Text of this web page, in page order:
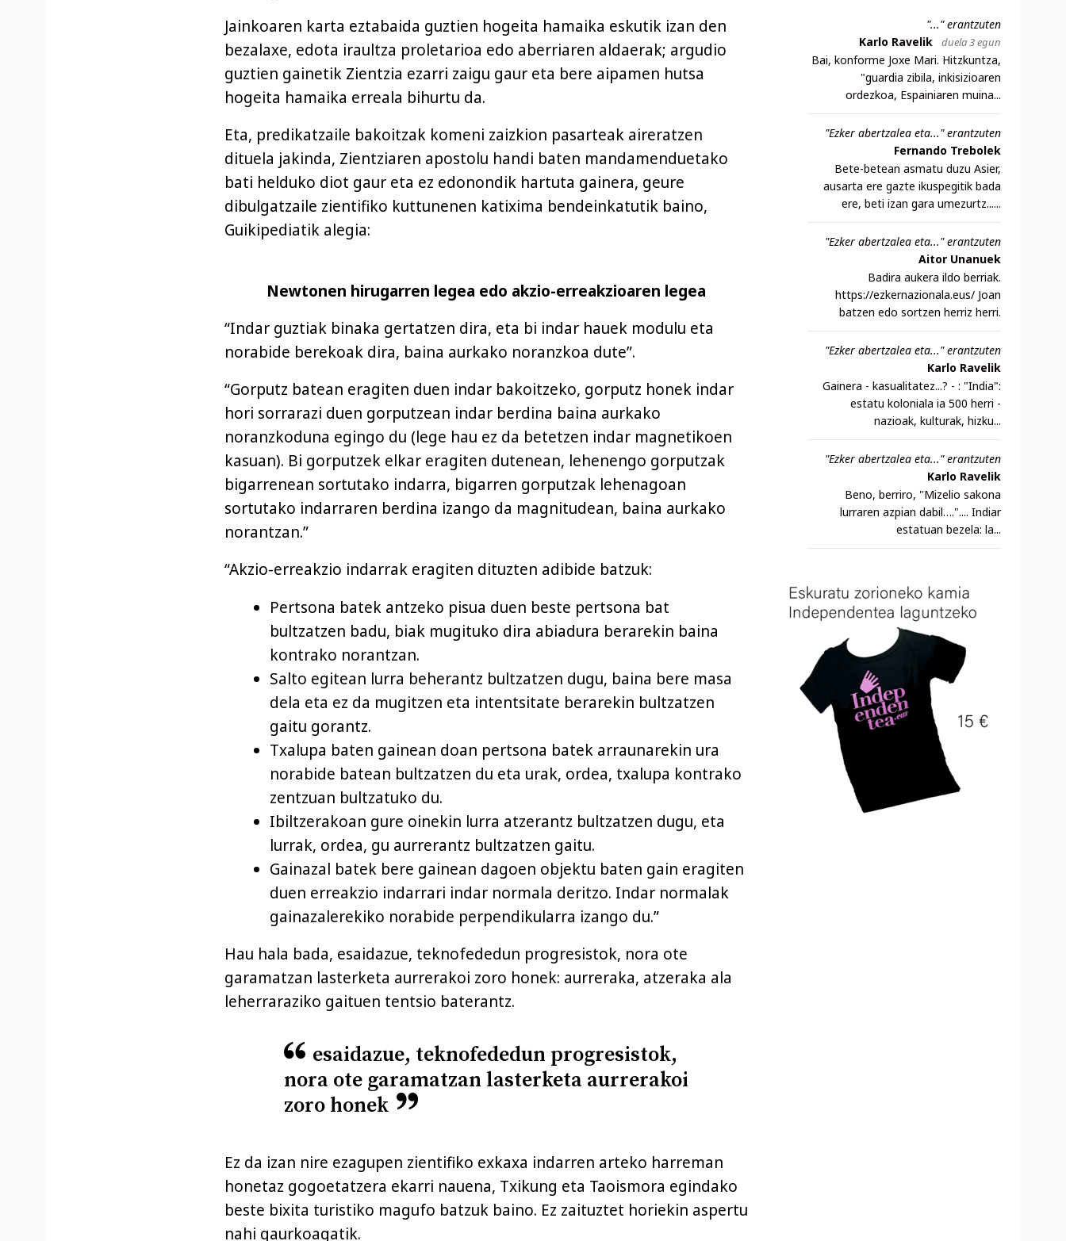
Jainkoaren karta eztabaida guztien hogeita hamaika eskutik izan den
bezalaxe, edota iraultza proletarioa edo aberriaren aldaerak; argudio
guztien gainetik Zientzia ezarri zaigu gaur eta bere aipamen hutsa
hogeita hamaika erreala bihurtu da.
Eta, predikatzaile bakoitzak komeni zaizkion pasarteak aireratzen
dituela jakinda, Zientziaren apostolu handi baten mandamenduetako
bati helduko diot gaur eta ez edonondik hartuta gainera, geure
dibulgatzaile zientifiko kuttunenen katixima bendeinkatutik baino,
Guikipediatik alegia:
Newtonen hirugarren legea edo akzio-erreakzioaren legea
“Indar guztiak binaka gertatzen dira, eta bi indar hauek modulu eta
norabide berekoak dira, baina aurkako noranzkoa dute”.
“Gorputz batean eragiten duen indar bakoitzeko, gorputz honek indar
hori sorrarazi duen gorputzean indar berdina baina aurkako
noranzkoduna egingo du (lege hau ez da betetzen indar magnetikoen
kasuan). Bi gorputzek elkar eragiten dutenean, lehenengo gorputzak
bigarrenean sortutako indarra, bigarren gorputzak lehenagoan
sortutako indarraren berdina izango da magnitudean, baina aurkako
norantzan.”
“Akzio-erreakzio indarrak eragiten dituzten adibide batzuk:
Pertsona batek antzeko pisua duen beste pertsona bat
bultzatzen badu, biak mugituko dira abiadura berarekin baina
kontrako norantzan.
Salto egitean lurra beherantz bultzatzen dugu, baina bere masa
dela eta ez da mugitzen eta intentsitate berarekin bultzatzen
gaitu gorantz.
Txalupa baten gainean doan pertsona batek arraunarekin ura
norabide batean bultzatzen du eta urak, ordea, txalupa kontrako
zentzuan bultzatuko du.
Ibiltzerakoan gure oinekin lurra atzerantz bultzatzen dugu, eta
lurrak, ordea, gu aurrerantz bultzatzen gaitu.
Gainazal batek bere gainean dagoen objektu baten gain eragiten
duen erreakzio indarrari indar normala deritzo. Indar normalak
gainazalerekiko norabide perpendikularra izango du.”
Hau hala bada, esaidazue, teknofededun progresistok, nora ote
garamatzan lasterketa aurrerakoi zoro honek: aurreraka, atzeraka ala
leherraraziko gaituen tentsio baterantz.
esaidazue, teknofededun progresistok,
nora ote garamatzan lasterketa aurrerakoi
zoro honek
Ez da izan nire ezagupen zientifiko exkaxa indarren arteko harreman
honetaz gogoetatzera ekarri nauena, Txikung eta Taoismora egindako
beste bixita turistiko magufo batzuk baino. Ez zaituztet horiekin aspertu
nahi gaurkoagatik.
"..." erantzuten
Karlo Ravelik
duela 3 egun
Bai, konforme Joxe Mari. Hitzkuntza,
"guardia zibila, inkisizioaren
ordezkoa, Espainiaren muina...
"Ezker abertzalea eta..." erantzuten
Fernando Trebolek
Bete-betean asmatu duzu Asier,
ausarta ere gazte ikuspegitik bada
ere, beti izan gara umezurtz......
"Ezker abertzalea eta..." erantzuten
Aitor Unanuek
Badira aukera ildo berriak.
https://ezkernazionala.eus/ Joan
batzen edo sortzen herriz herri.
"Ezker abertzalea eta..." erantzuten
Karlo Ravelik
Gainera - kasualitatez...? - : "India":
estatu koloniala ia 500 herri -
nazioak, kulturak, hizku...
"Ezker abertzalea eta..." erantzuten
Karlo Ravelik
Beno, berriro, "Mizelio sakona
lurraren azpian dabil….".... Indiar
estatuan bezela: la...